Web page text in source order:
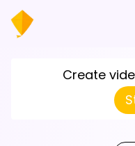
Create